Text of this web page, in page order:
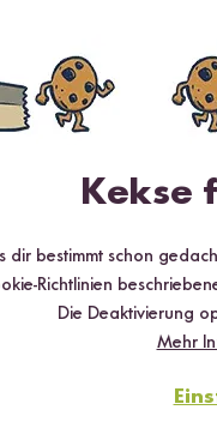
Kekse
dir bestimmt schon
Richtlinien
Die Deaktivierung
Mehr